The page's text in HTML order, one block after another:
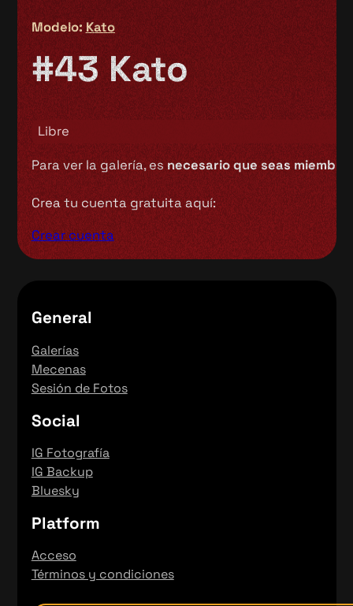
Modelo: Kato
#43 Kato
Libre
Para ver la galería, esnecesario que seas
Crea tu cuenta gratuita aquí:
Crear cuenta
General
Galerías
Mecenas
Sesión de Fotos
Social
IG Fotografía
IG Backup
Bluesky
Platform
Acceso
Términos y condiciones